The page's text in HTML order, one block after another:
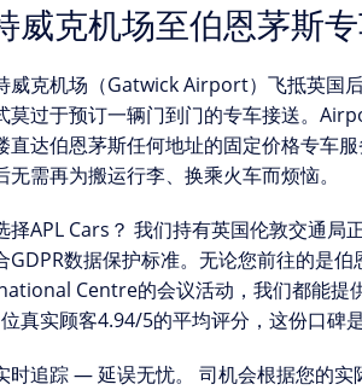
威克机场至伯恩茅斯
威克机场（Gatwick Airport） 飞抵英国
莫过于预订一辆门到门的专车接送。
直达伯恩茅斯任何地址的固定价格专车
无需再为搬运行李、换乘火车而烦恼。
择APL Cars？ 我们持有英国伦敦交通局
GDPR数据保护标准。无论您前往的是
Centre的会议活动，我们都能提
真实顾客4.94/5的平均评分 ，这份口碑
时追踪 — 延误无忧。
司机会根据您的实